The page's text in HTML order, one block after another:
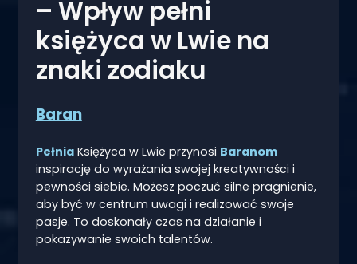
– Wpływ pełni
księżyca w Lwie na
znaki zodiaku
Baran
PełniaKsiężyca w Lwie przynosi Baranom
inspirację do wyrażania swojej kreatywności i
pewności siebie. Możesz poczuć silne pragnienie,
aby być w centrum uwagi i realizować swoje
pasje. To doskonały czas na działanie i
pokazywanie swoich talentów.